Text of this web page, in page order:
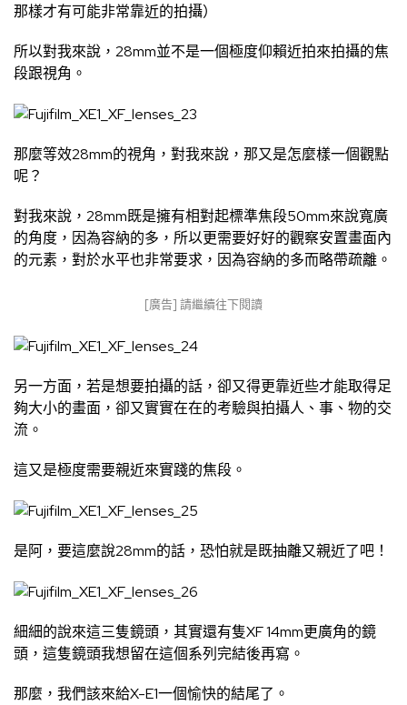
那樣才有可能非常靠近的拍攝）
所以對我來說，28mm並不是一個極度仰賴近拍來拍攝的焦
段跟視角。
那麼等效28mm的視角，對我來說，那又是怎麼樣一個觀點
呢？
對我來說，28mm既是擁有相對起標準焦段50mm來說寬廣
的角度，因為容納的多，所以更需要好好的觀察安置畫面內
的元素，對於水平也非常要求，因為容納的多而略帶疏離。
[廣告] 請繼續往下閱讀
另一方面，若是想要拍攝的話，卻又得更靠近些才能取得足
夠大小的畫面，卻又實實在在的考驗與拍攝人、事、物的交
流。
這又是極度需要親近來實踐的焦段。
是阿，要這麼說28mm的話，恐怕就是既抽離又親近了吧！
細細的說來這三隻鏡頭，其實還有隻XF 14mm更廣角的鏡
頭，這隻鏡頭我想留在這個系列完結後再寫。
那麼，我們該來給X-E1一個愉快的結尾了。